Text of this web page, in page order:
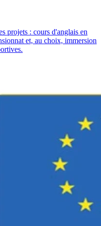
projets : cours d'anglais en
et, au choix, immersion